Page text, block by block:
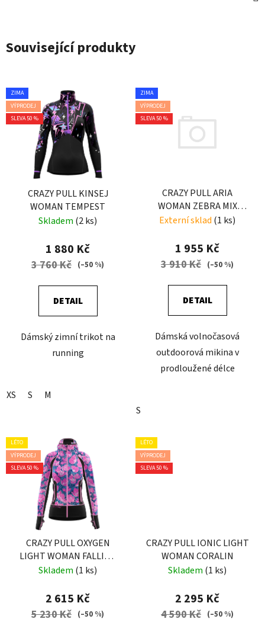
Související produkty
ZIMA
VÝPRODEJ
SLEVA 50 %
CRAZY PULL KINSEJ
WOMAN TEMPEST
Skladem (2 ks)
1 880 Kč
3 760 Kč (–50 %)
DETAIL
Dámský zimní trikot na
running
XS S M
ZIMA
VÝPRODEJ
SLEVA 50 %
CRAZY PULL ARIA
WOMAN ZEBRA MIX
COLOR
Externí sklad (1 ks)
1 955 Kč
3 910 Kč (–50 %)
DETAIL
Dámská volnočasová
outdoorová mikina v
prodloužené délce
S
LÉTO
VÝPRODEJ
SLEVA 50 %
CRAZY PULL OXYGEN
LIGHT WOMAN FALLING
FLOWER
Skladem (1 ks)
2 615 Kč
5 230 Kč (–50 %)
LÉTO
VÝPRODEJ
SLEVA 50 %
CRAZY PULL IONIC LIGHT
WOMAN CORALIN
Skladem (1 ks)
2 295 Kč
4 590 Kč (–50 %)